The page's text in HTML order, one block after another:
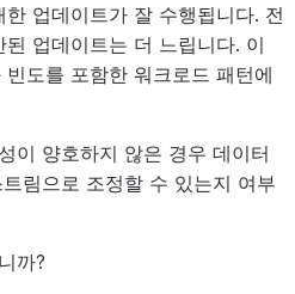
업데이트가 잘 수행됩니다. 전
업데이트는 더 느립니다. 이
도를 포함한 워크로드 패턴에
이 양호하지 않은 경우 데이터
림으로 조정할 수 있는지 여부
까?